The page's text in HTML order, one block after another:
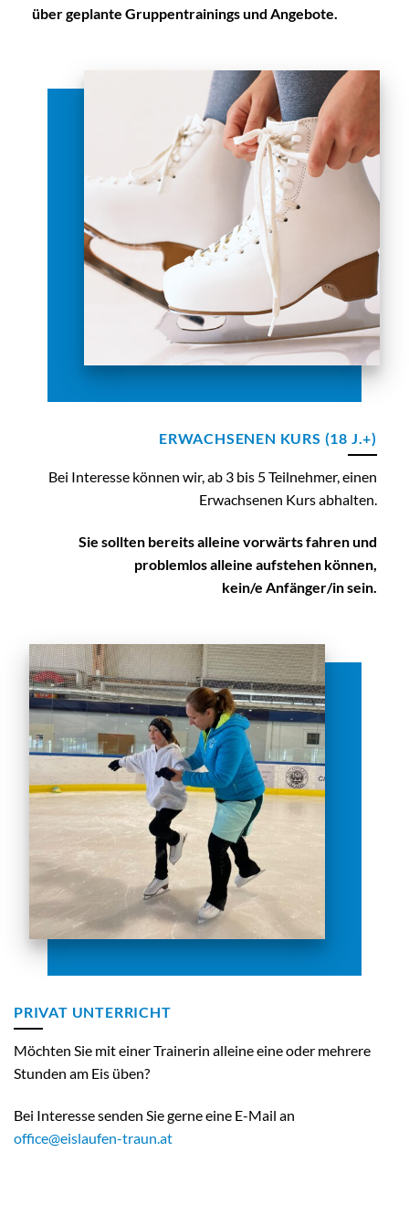
über geplante Gruppentrainings und Angebote.
ERWACHSENEN KURS (18 J.+)
Bei Interesse können wir, ab 3 bis 5 Teilnehmer, einen
Erwachsenen Kurs abhalten.
Sie sollten bereits alleine vorwärts fahren und
problemlos alleine aufstehen können,
kein/e Anfänger/in sein.
PRIVAT UNTERRICHT
Möchten Sie mit einer Trainerin alleine eine oder mehrere
Stunden am Eis üben?
Bei Interesse senden Sie gerne eine E-Mail an
office@eislaufen-traun.at